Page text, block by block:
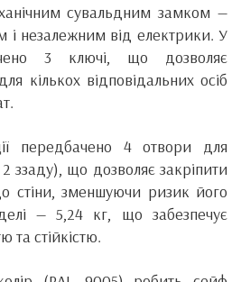
сувальдним замком —
і незалежним від електрики. У
3 ключі, що дозволяє
кількох відповідальних осіб
передбачено 4 отвори для
ззаду), що дозволяє закріпити
стіни, зменшуючи ризик його
— 5,24 кг, що забезпечує
та стійкістю.